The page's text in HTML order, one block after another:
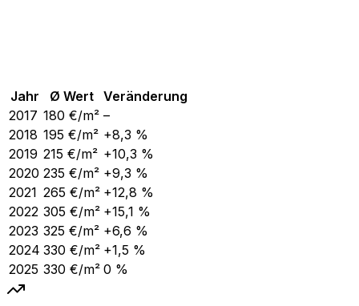
Jahr Ø Wert Veränderung
2017 180 €/m² –
2018 195 €/m² +8,3 %
2019 215 €/m² +10,3 %
2020 235 €/m² +9,3 %
2021 265 €/m² +12,8 %
2022 305 €/m² +15,1 %
2023 325 €/m² +6,6 %
2024 330 €/m² +1,5 %
2025 330 €/m² 0 %